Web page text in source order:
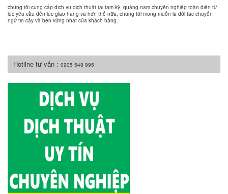
chúng tôi cung cấp dịch vụ dịch thuật tại tam kỳ, quảng nam chuyên nghiệp toàn diện từ
lúc yêu cầu đến lúc giao hàng và hơn thế nữa, chúng tôi mong muốn là đối tác chuyển
ngữ tin cậy và bền vững nhất của khách hàng.
Hotline tư vấn : 0905 548 995